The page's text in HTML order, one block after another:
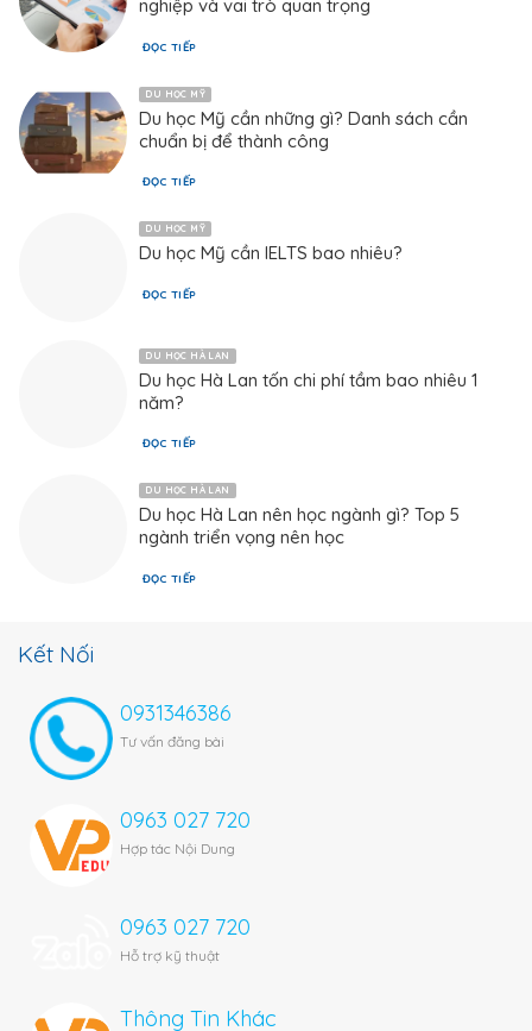
nghiệp và vai trò quan trọng
ĐỌC TIẾP
DU HỌC MỸ
Du học Mỹ cần những gì? Danh sách cần
chuẩn bị để thành công
ĐỌC TIẾP
DU HỌC MỸ
​Du học Mỹ cần IELTS bao nhiêu?
ĐỌC TIẾP
DU HỌC HÀ LAN
Du học Hà Lan tốn chi phí tầm bao nhiêu 1
năm?
ĐỌC TIẾP
DU HỌC HÀ LAN
Du học Hà Lan nên học ngành gì? Top 5
ngành triển vọng nên học
ĐỌC TIẾP
Kết Nối
0931346386
Tư vấn đăng bài
0963 027 720
Hợp tác Nội Dung
0963 027 720
Hỗ trợ kỹ thuật
Thông Tin Khác